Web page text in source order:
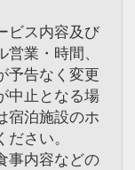
ビス内容及び
業・時間、
予告なく変更
中止となる場
宿泊施設のホ
さい。
事内容などの